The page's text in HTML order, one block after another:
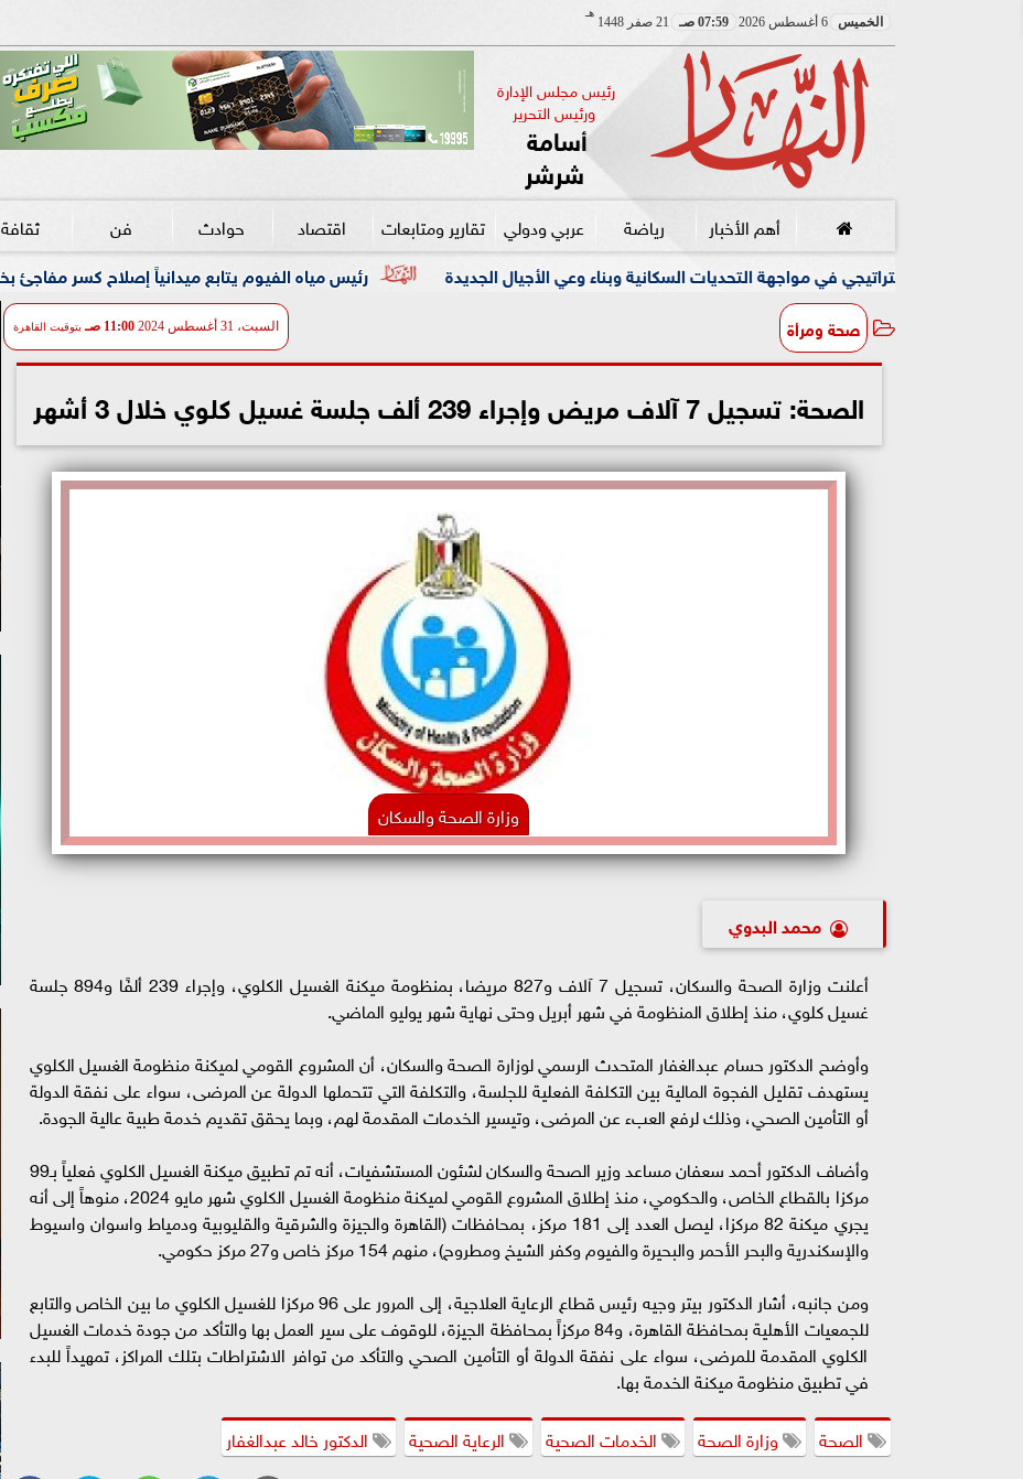
الخميس 6 أغسطس 2026 07:59 صـ 21 صفر 1448
هـ
رئيس مجلس الإدارة
ورئيس التحرير
أسامة
شرشر
أهم الأخبار رياضة عربي ودولي تقارير ومتابعات اقتصاد حوادث فن ثقافة
رئيس مياه الفيوم يتابع ميدانياً إصلاح كسر مفاجئ بخط مياه رئيسي قطر 1000 في مواجهة التحديات السكانية وبناء وعي الأجيال الجديدة
صحة ومرأة السبت، 31 أغسطس 2024 11:00 صـ بتوقيت القاهرة
الصحة: تسجيل 7 آلاف مريض وإجراء 239 ألف جلسة غسيل كلوي خلال 3 أشهر
وزارة الصحة والسكان
محمد البدوي
أعلنت وزارة الصحة والسكان، تسجيل 7 آلاف و827 مريضا، بمنظومة ميكنة الغسيل الكلوي، وإجراء 239 ألفًا و894 جلسة
غسيل كلوي، منذ إطلاق المنظومة في شهر أبريل وحتى نهاية شهر يوليو الماضي.
وأوضح الدكتور حسام عبدالغفار المتحدث الرسمي لوزارة الصحة والسكان، أن المشروع القومي لميكنة منظومة الغسيل الكلوي
يستهدف تقليل الفجوة المالية بين التكلفة الفعلية للجلسة، والتكلفة التي تتحملها الدولة عن المرضى، سواء على نفقة الدولة
أو التأمين الصحي، وذلك لرفع العبء عن المرضى، وتيسير الخدمات المقدمة لهم، وبما يحقق تقديم خدمة طبية عالية الجودة.
وأضاف الدكتور أحمد سعفان مساعد وزير الصحة والسكان لشئون المستشفيات، أنه تم تطبيق ميكنة الغسيل الكلوي فعلياً بـ99
مركزا بالقطاع الخاص، والحكومي، منذ إطلاق المشروع القومي لميكنة منظومة الغسيل الكلوي شهر مايو 2024، منوهاً إلى أنه
يجري ميكنة 82 مركزا، ليصل العدد إلى 181 مركز، بمحافظات (القاهرة والجيزة والشرقية والقليوبية ودمياط واسوان واسيوط
والإسكندرية والبحر الأحمر والبحيرة والفيوم وكفر الشيخ ومطروح)، منهم 154 مركز خاص و27 مركز حكومي.
ومن جانبه، أشار الدكتور بيتر وجيه رئيس قطاع الرعاية العلاجية، إلى المرور على 96 مركزا للغسيل الكلوي ما بين الخاص والتابع
للجمعيات الأهلية بمحافظة القاهرة، و84 مركزاً بمحافظة الجيزة، للوقوف على سير العمل بها والتأكد من جودة خدمات الغسيل
الكلوي المقدمة للمرضى، سواء على نفقة الدولة أو التأمين الصحي والتأكد من توافر الاشتراطات بتلك المراكز، تمهيداً للبدء
في تطبيق منظومة ميكنة الخدمة بها.
الصحة
وزارة الصحة الخدمات الصحية الرعاية الصحية الدكتور خالد عبدالغفار